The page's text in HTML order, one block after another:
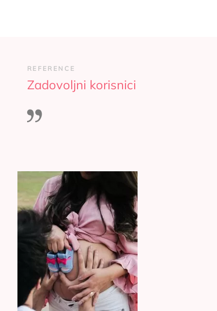
REFERENCE
Zadovoljni korisnici